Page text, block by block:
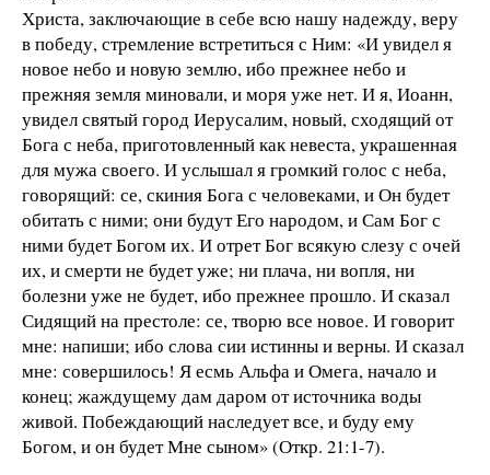
Христа, заключающие в себе всю нашу надежду, веру
в победу, стремление встретиться с Ним: «И увидел я
новое небо и новую землю, ибо прежнее небо и
прежняя земля миновали, и моря уже нет. И я, Иоанн,
увидел святый город Иерусалим, новый, сходящий от
Бога с неба, приготовленный как невеста, украшенная
для мужа своего. И услышал я громкий голос с неба,
говорящий: се, скиния Бога с человеками, и Он будет
обитать с ними; они будут Его народом, и Сам Бог с
ними будет Богом их. И отрет Бог всякую слезу с очей
их, и смерти не будет уже; ни плача, ни вопля, ни
болезни уже не будет, ибо прежнее прошло. И сказал
Сидящий на престоле: се, творю все новое. И говорит
мне: напиши; ибо слова сии истинны и верны. И сказал
мне: совершилось! Я есмь Альфа и Омега, начало и
конец; жаждущему дам даром от источника воды
живой. Побеждающий наследует все, и буду ему
Богом, и он будет Мне сыном» (Откр. 21:1-7).